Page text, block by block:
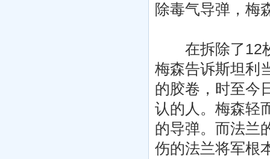
除毒气导弹，梅
在拆除了12枚
梅森告诉斯坦利
的胶卷，时至今
认的人。梅森轻
的导弹。而法兰
伤的法兰将军根